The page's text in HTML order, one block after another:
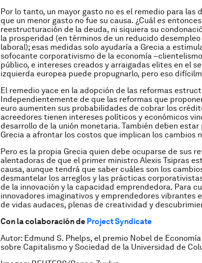
Por lo tanto, un mayor gasto no es el remedio para las
que un menor gasto no fue su causa. ¿Cuál es
reestructuración de la deuda, ni siquiera su
la prosperidad (en términos de un reducido
laboral); esas medidas solo ayudaría a Grecia a
sofocante corporativismo de la economía
público, e intereses creados y arraigadas elites en el
izquierda europea puede propugnarlo, pero eso
El remedio yace en la adopción de las reformas
Independientemente de que las reformas que
euro aumenten sus probabilidades de cobrar los
acreedores tienen intereses políticos y económicos
desarrollo de la unión monetaria. También deben
Grecia a afrontar los costos que implican los cambios
Pero es la propia Grecia quien debe ocuparse de sus
alentadoras de que el primer ministro Alexis Tsipras
causa, aunque tendrá que saber cuáles son los
desmantelar los arreglos y las prácticas
de la innovación y la capacidad emprendedora. Para
innovadores imaginativos y emprendedores vibrantes
de vidas audaces, plenas de creatividad y
Con la colaboración de Project Syndicate
Autor: Edmund S. Phelps, el premio Nobel de
sobre Capitalismo y Sociedad de la Universidad de